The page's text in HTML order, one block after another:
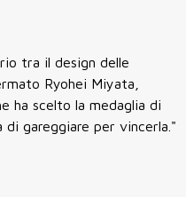
tra il design delle
Ryohei Miyata,
ha scelto la medaglia di
gareggiare per vincerla."